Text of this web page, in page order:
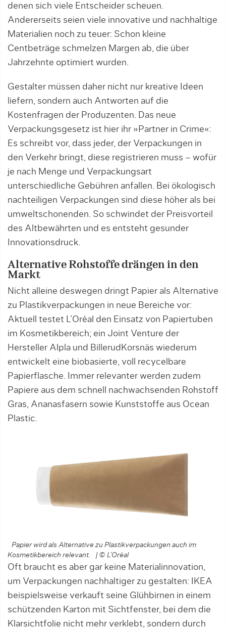
denen sich viele Entscheider scheuen.
Andererseits seien viele innovative und nachhaltige
Materialien noch zu teuer: Schon kleine
Centbeträge schmelzen Margen ab, die über
Jahrzehnte optimiert wurden.
Gestalter müssen daher nicht nur kreative Ideen
liefern, sondern auch Antworten auf die
Kostenfragen der Produzenten. Das neue
Verpackungsgesetz ist hier ihr »Partner in Crime«:
Es schreibt vor, dass jeder, der Verpackungen in
den Verkehr bringt, diese registrieren muss – wofür
je nach Menge und Verpackungsart
unterschiedliche Gebühren anfallen. Bei ökologisch
nachteiligen Verpackungen sind diese höher als bei
umweltschonenden. So schwindet der Preisvorteil
des Altbewährten und es entsteht gesunder
Innovationsdruck.
Alternative Rohstoffe drängen in den
Markt
Nicht alleine deswegen dringt Papier als Alternative
zu Plastikverpackungen in neue Bereiche vor:
Aktuell testet L’Oréal den Einsatz von Papiertuben
im Kosmetikbereich; ein Joint Venture der
Hersteller Alpla und BillerudKorsnäs wiederum
entwickelt eine biobasierte, voll recycelbare
Papierflasche. Immer relevanter werden zudem
Papiere aus dem schnell nachwachsenden Rohstoff
Gras, Ananasfasern sowie Kunststoffe aus Ocean
Plastic.
Papier wird als Alternative zu Plastikverpackungen auch im
Kosmetikbereich relevant. | © L’Oréal
Oft braucht es aber gar keine Materialinnovation,
um Verpackungen nachhaltiger zu gestalten: IKEA
beispielsweise verkauft seine Glühbirnen in einem
schützenden Karton mit Sichtfenster, bei dem die
Klarsichtfolie nicht mehr verklebt, sondern durch